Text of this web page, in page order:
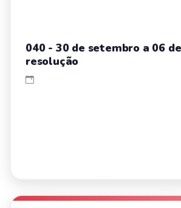
040 - 30 de setembro a 06
resolução